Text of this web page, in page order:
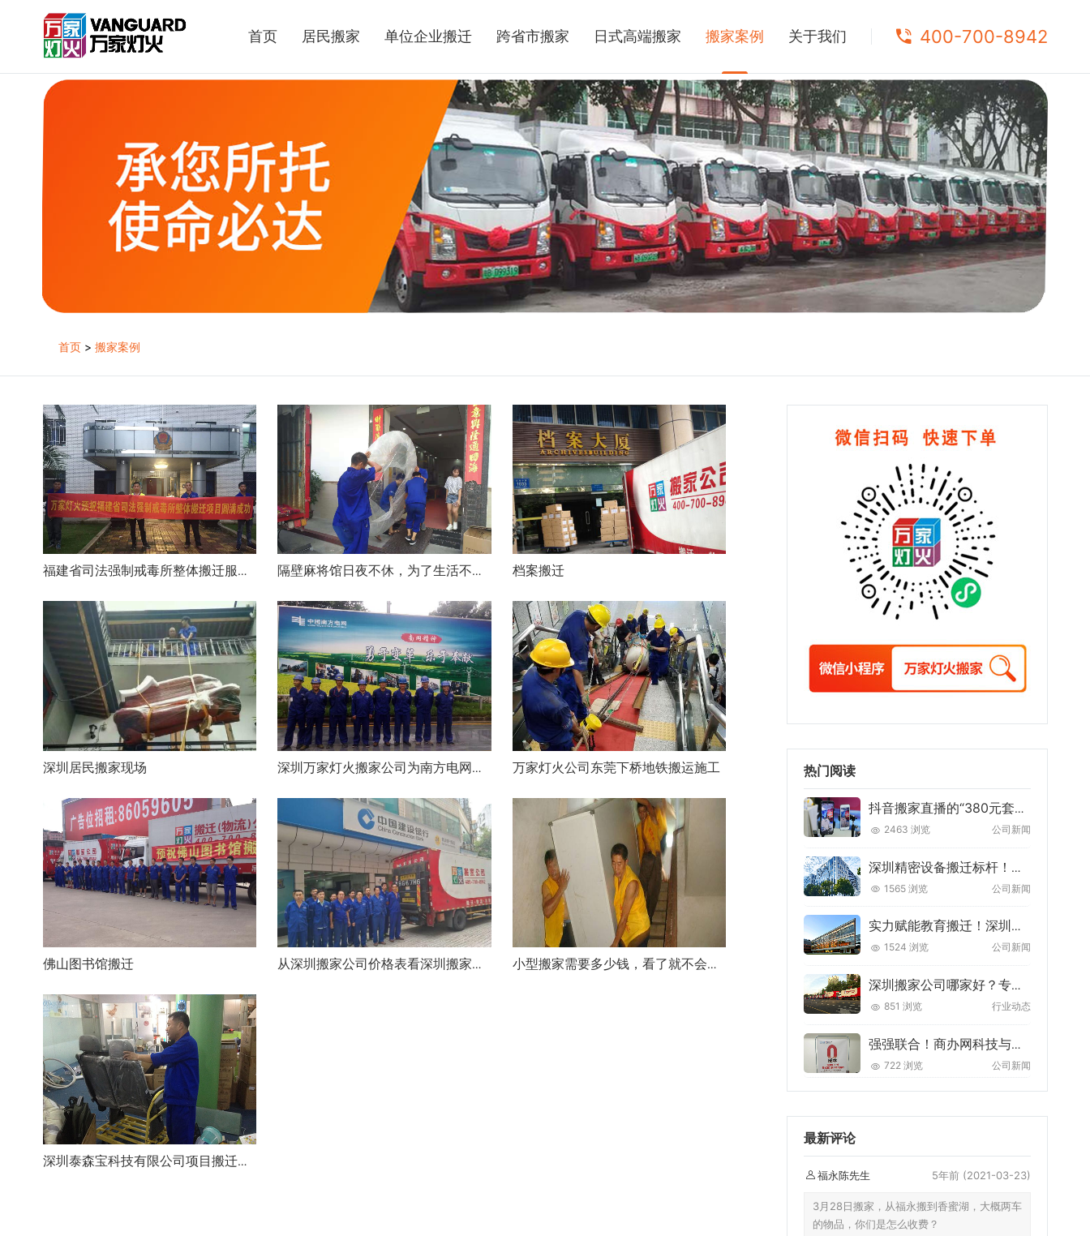
400-700-8942
首页 居民搬家 单位企业搬迁 跨省市搬家 日式高端搬家 搬家案例 关于我们
首页 > 搬家案例
福建省司法强制戒毒所整体搬迁服务项目 隔壁麻将馆日夜不休，为了生活不得不找搬家公司！ 档案搬迁
深圳居民搬家现场 深圳万家灯火搬家公司为南方电网搬迁成功 万家灯火公司东莞下桥地铁搬运施工
佛山图书馆搬迁 从深圳搬家公司价格表看深圳搬家行情 小型搬家需要多少钱，看了就不会吃亏！
深圳泰森宝科技有限公司项目搬迁完成
热门阅读
抖音搬家直播的“380元套餐”背后，藏着多少搬家人的血泪陷阱？
2463 浏览 公司新闻
深圳精密设备搬迁标杆！万家灯火圆满完成深圳欣界能源搬迁项目
1565 浏览 公司新闻
实力赋能教育搬迁！深圳万家灯火搬迁圆满完成天津大学佐治亚理工深圳学院搬迁项目
1524 浏览 公司新闻
深圳搬家公司哪家好？专业搬迁服务就选万家灯火搬家！
851 浏览 行业动态
强强联合！商办网科技与万家灯火科技达成战略合作，共筑企业服务新生态
722 浏览 公司新闻
最新评论
福永陈先生 5年前 (2021-03-23)
3月28日搬家，从福永搬到香蜜湖，大概两车
的物品，你们是怎么收费？